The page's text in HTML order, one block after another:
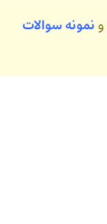
و نمونه سوالات